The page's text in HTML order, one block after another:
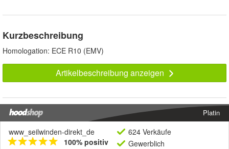
Kurzbeschreibung
Homologation: ECE R10 (EMV)
Artikelbeschreibung anzeigen
Platin
www_seilwinden-direkt_de
100% positiv
624 Verkäufe
Gewerblich